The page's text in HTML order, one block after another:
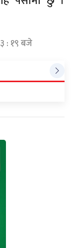
: १९ बजे